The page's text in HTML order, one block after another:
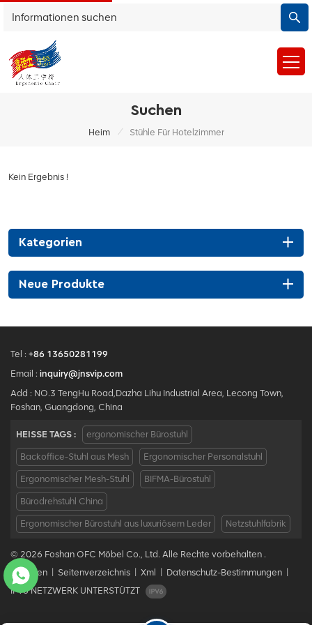
Suchen
Heim / Stühle Für Hotelzimmer
Kein Ergebnis !
Kategorien
Neue Produkte
Tel : +86 13650281199
Email : inquiry@jnsvip.com
Add : NO.3 TengHu Road,Dazha Lihu Industrial Area, Lecong Town,
Foshan, Guangdong, China
HEISSE TAGS : ergonomischer Bürostuhl
Backoffice-Stuhl aus Mesh Ergonomischer Personalstuhl
Ergonomischer Mesh-Stuhl BIFMA-Bürostuhl
Bürodrehstuhl China
Ergonomischer Bürostuhl aus luxuriösem Leder Netzstuhlfabrik
© 2026 Foshan OFC Möbel Co., Ltd. Alle Rechte vorbehalten .
Bloggen
Seitenverzeichnis Xml Datenschutz-Bestimmungen
IPv6 NETZWERK UNTERSTÜTZT